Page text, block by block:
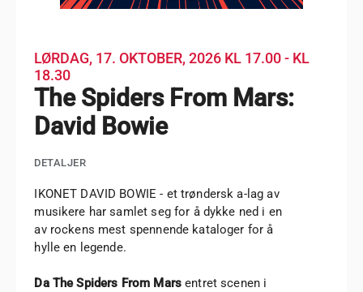
LØRDAG, 17. OKTOBER, 2026 KL 17.00 - KL
18.30
The Spiders From Mars:
David Bowie
DETALJER
IKONET DAVID BOWIE - et trøndersk a-lag av
musikere har samlet seg for å dykke ned i en
av rockens mest spennende kataloger for å
hylle en legende.
Da The Spiders From Marsentret scenen i